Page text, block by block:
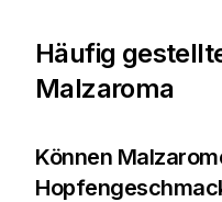
Häufig
Malzaroma
Können